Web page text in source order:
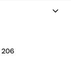
206